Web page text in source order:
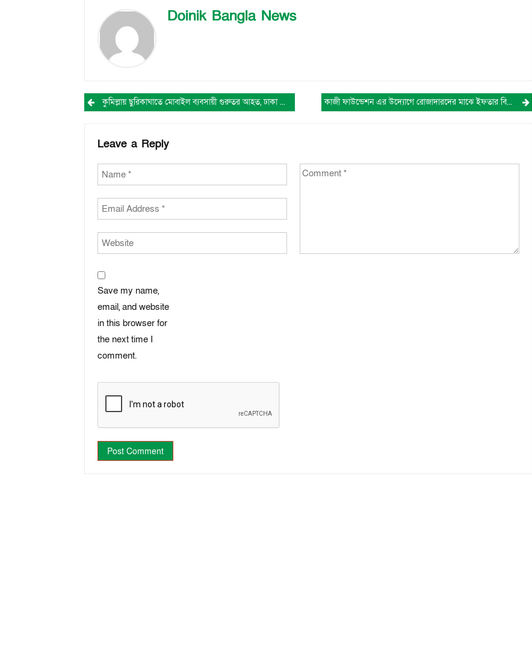
Doinik Bangla News
Post
কুমিল্লায় ছুরিকাঘাতে মোবাইল ব্যবসায়ী গুরুতর আহত, ঢাকা মেডিকেলে চিকিৎসাধীন। কাজী ফাউন্ডেশন এর উদ্যোগে রোজাদারদের মাঝে ইফতার বিতরণ (১৯ রমজান)
Leave a Reply
Save my name,
email, and website
in this browser for
the next time I
comment.